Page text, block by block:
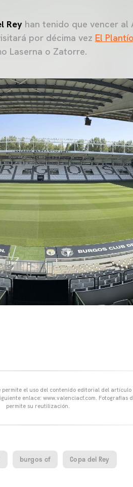
Rey han tenido que vencer al
por décima vez El Plantío
Laserna o Zatorre.
permite el uso del contenido editorial del
enlace: www.valenciacf.com. Fotografías
permite su reutilización.
burgos cf Copa del Rey